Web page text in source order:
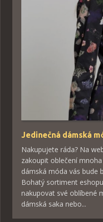
Jedinečná dámská
Nakupujete ráda? Na
zakoupit oblečení
dámská móda vás bude
Bohatý sortiment
nakupovat své oblíbené
dámská saka nebo...